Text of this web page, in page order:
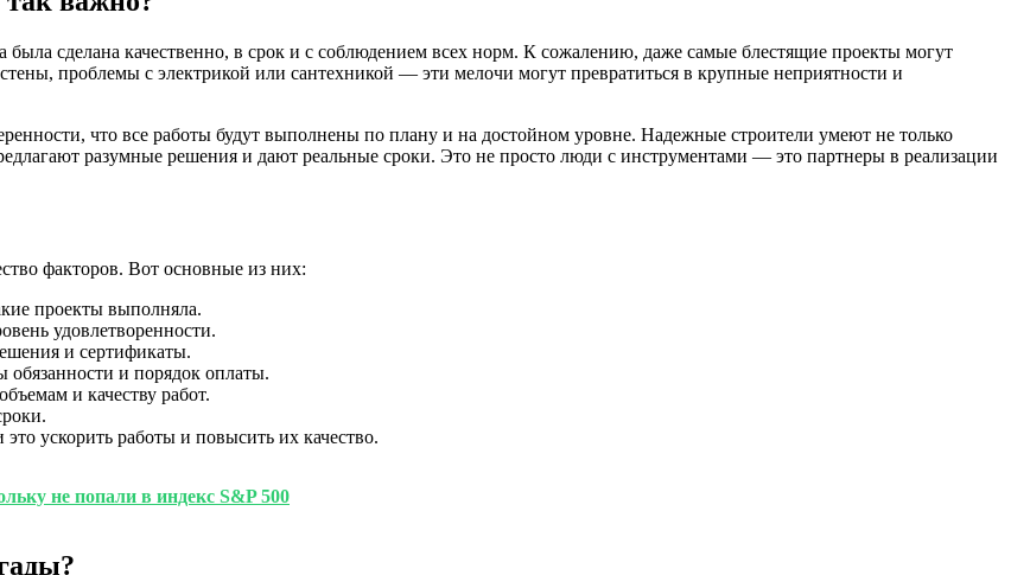
была сделана качественно, в срок и с соблюдением всех норм. К сожалению, даже самые блестящие проекты могут
проблемы с электрикой или сантехникой — эти мелочи могут превратиться в крупные неприятности и
что все работы будут выполнены по плану и на достойном уровне. Надежные строители умеют не только
разумные решения и дают реальные сроки. Это не просто люди с инструментами — это партнеры в реализации
факторов. Вот основные из них:
проекты выполняла.
удовлетворенности.
и сертификаты.
и порядок оплаты.
и качеству работ.
ускорить работы и повысить их качество.
не попали в индекс S&P 500